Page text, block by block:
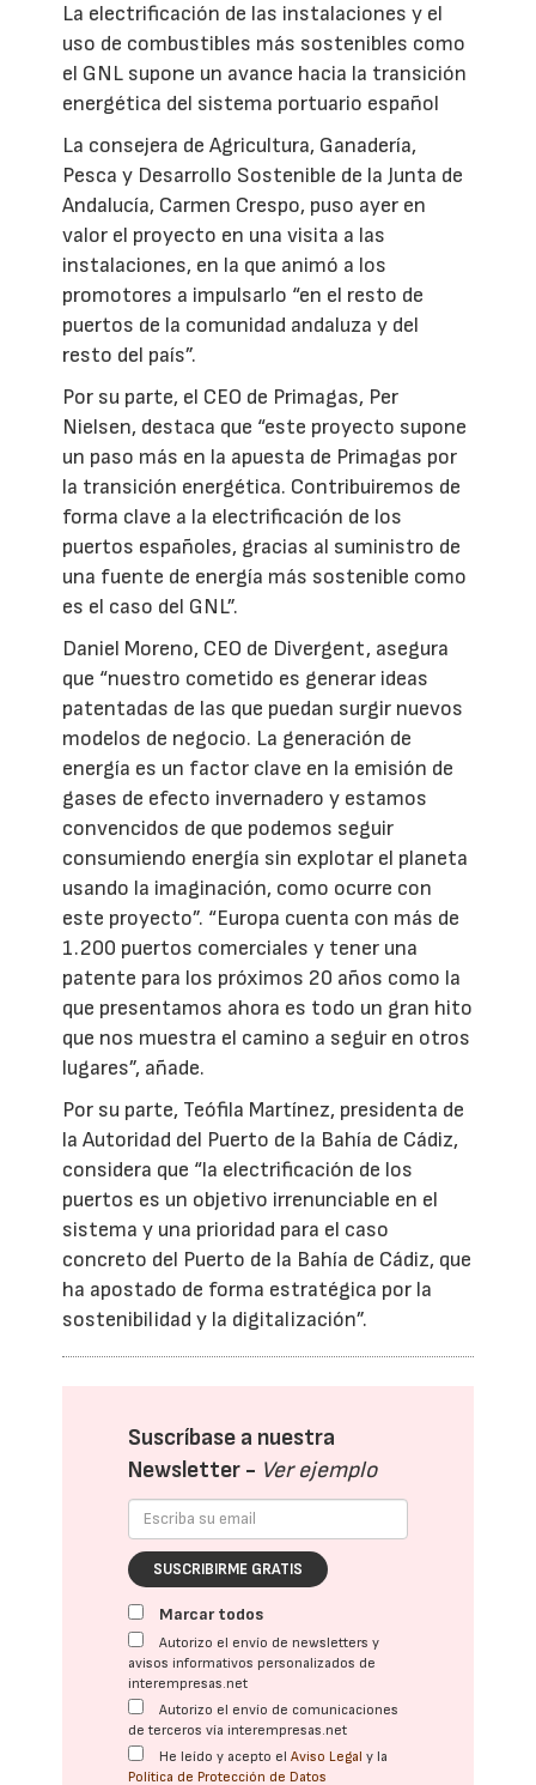
La electrificación de las instalaciones y el
uso de combustibles más sostenibles como
el GNL supone un avance hacia la transición
energética del sistema portuario español
La consejera de Agricultura, Ganadería,
Pesca y Desarrollo Sostenible de la Junta de
Andalucía, Carmen Crespo, puso ayer en
valor el proyecto en una visita a las
instalaciones, en la que animó a los
promotores a impulsarlo “en el resto de
puertos de la comunidad andaluza y del
resto del país”.
Por su parte, el CEO de Primagas, Per
Nielsen, destaca que “este proyecto supone
un paso más en la apuesta de Primagas por
la transición energética. Contribuiremos de
forma clave a la electrificación de los
puertos españoles, gracias al suministro de
una fuente de energía más sostenible como
es el caso del GNL”.
Daniel Moreno, CEO de Divergent, asegura
que “nuestro cometido es generar ideas
patentadas de las que puedan surgir nuevos
modelos de negocio. La generación de
energía es un factor clave en la emisión de
gases de efecto invernadero y estamos
convencidos de que podemos seguir
consumiendo energía sin explotar el planeta
usando la imaginación, como ocurre con
este proyecto”. “Europa cuenta con más de
1.200 puertos comerciales y tener una
patente para los próximos 20 años como la
que presentamos ahora es todo un gran hito
que nos muestra el camino a seguir en otros
lugares”, añade.
Por su parte, Teófila Martínez, presidenta de
la Autoridad del Puerto de la Bahía de Cádiz,
considera que “la electrificación de los
puertos es un objetivo irrenunciable en el
sistema y una prioridad para el caso
concreto del Puerto de la Bahía de Cádiz, que
ha apostado de forma estratégica por la
sostenibilidad y la digitalización”.
Suscríbase a nuestra
Newsletter - Ver ejemplo
SUSCRIBIRME GRATIS
Marcar todos
Autorizo el envío de newsletters y
avisos informativos personalizados de
interempresas.net
Autorizo el envío de comunicaciones
de terceros vía interempresas.net
He leído y acepto elAviso Legal y la
Política de Protección de Datos